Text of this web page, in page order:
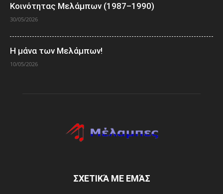
Κοινότητας Μελάμπων (1987–1990)
30/05/2026
Η μάνα των Μελάμπων!
10/05/2026
ΣΧΕΤΙΚΆ ΜΕ ΕΜΆΣ